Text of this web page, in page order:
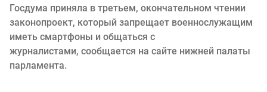
Госдума приняла в третьем, окончательном чтении
законопроект, который запрещает военнослужащим
иметь смартфоны и общаться с
журналистами, сообщается на сайте нижней палаты
парламента.